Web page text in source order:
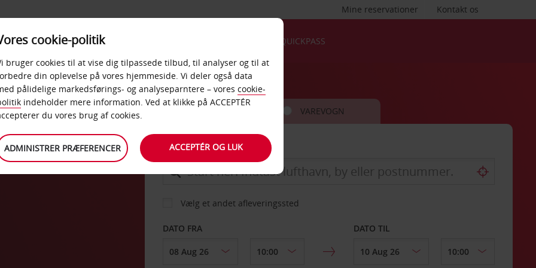
Kontakt os
Mine reservationer
PRODUKTER &
KONTORER
QUICKPASS
BIL VAREVOGN
AFHENT FRA
Vælg et andet afleveringssted
DATO FRA DATO TIL
cookie-politik
bruger cookies til at vise dig tilpassede tilbud, til analyser og til at
din oplevelse på vores hjemmeside. Vi deler også data
pålidelige markedsførings- og analyseparntere – vores cookie-
indeholder mere information. Ved at klikke på ACCEPTÉR
du vores brug af cookies.
ADMINISTRER PRÆFERENCER ACCEPTÉR OG LUK